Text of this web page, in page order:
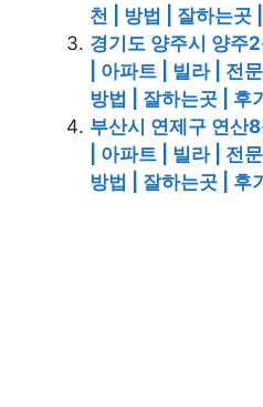
천 | 방법 | 잘하는곳 |
경기도 양주시 양주
| 아파트 | 빌라 | 전
방법 | 잘하는곳 | 후기
부산시 연제구 연산
| 아파트 | 빌라 | 전
방법 | 잘하는곳 | 후기